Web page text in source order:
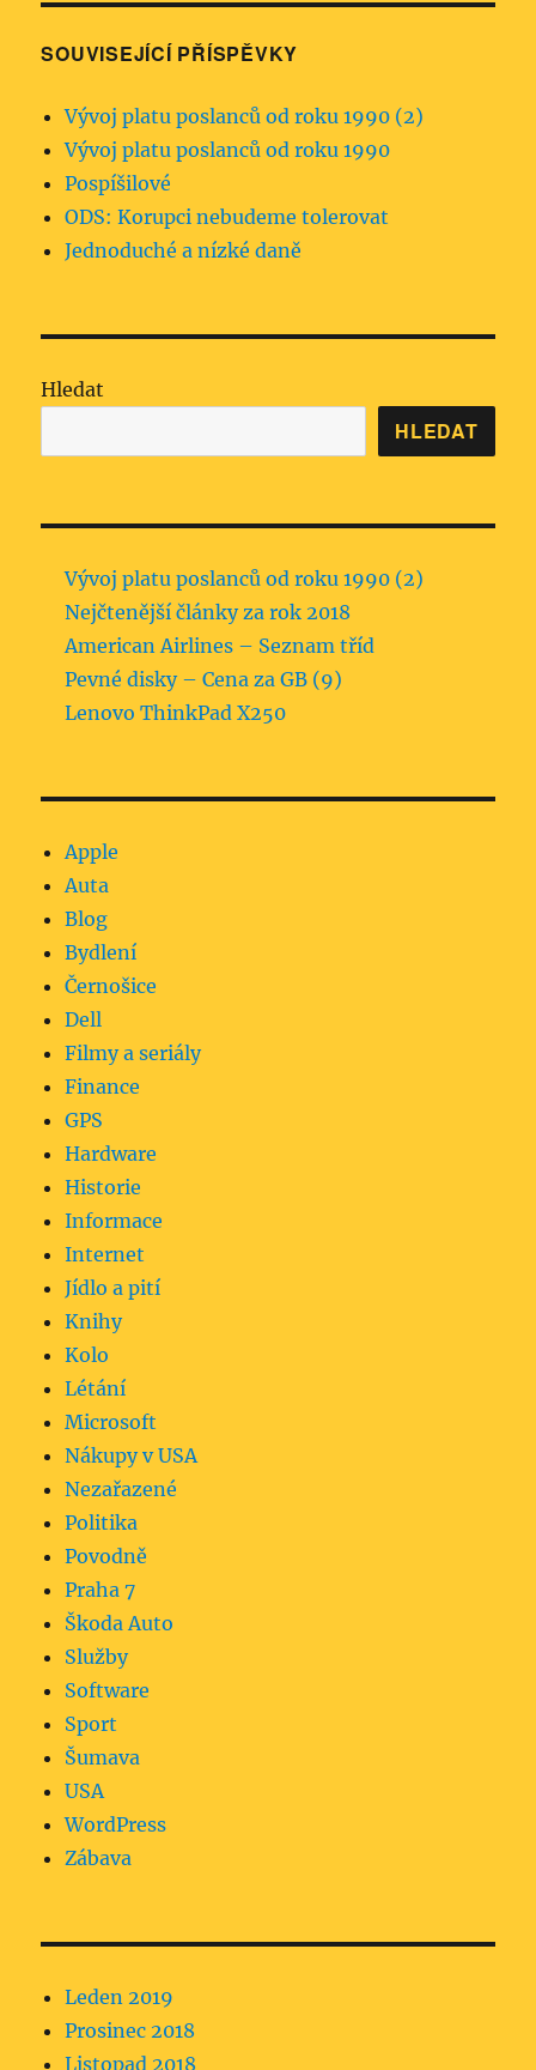
SOUVISEJÍCÍ PŘÍSPĚVKY
Vývoj platu poslanců od roku 1990 (2)
Vývoj platu poslanců od roku 1990
Pospíšilové
ODS: Korupci nebudeme tolerovat
Jednoduché a nízké daně
Hledat
HLEDAT
Vývoj platu poslanců od roku 1990 (2)
Nejčtenější články za rok 2018
American Airlines – Seznam tříd
Pevné disky – Cena za GB (9)
Lenovo ThinkPad X250
Apple
Auta
Blog
Bydlení
Černošice
Dell
Filmy a seriály
Finance
GPS
Hardware
Historie
Informace
Internet
Jídlo a pití
Knihy
Kolo
Létání
Microsoft
Nákupy v USA
Nezařazené
Politika
Povodně
Praha 7
Škoda Auto
Služby
Software
Sport
Šumava
USA
WordPress
Zábava
Leden 2019
Prosinec 2018
Listopad 2018